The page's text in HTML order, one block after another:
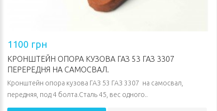
1100 грн
КРОНШТЕЙН ОПОРА КУЗОВА ГАЗ 53 ГАЗ 3307
ПЕРЕРЕДНЯ НА САМОСВАЛ.
Кронштейн опора кузова ГАЗ 53 ГАЗ 3307 на самосвал,
передняя, под 4 болта.Сталь 45, вес одного..